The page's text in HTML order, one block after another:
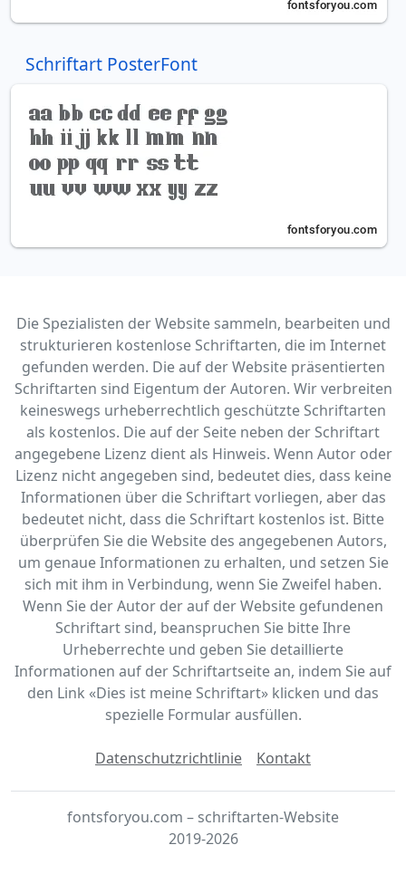
Schriftart PosterFont
Die Spezialisten der Website sammeln, bearbeiten und
strukturieren kostenlose Schriftarten, die im Internet
gefunden werden. Die auf der Website präsentierten
Schriftarten sind Eigentum der Autoren. Wir verbreiten
keineswegs urheberrechtlich geschützte Schriftarten
als kostenlos. Die auf der Seite neben der Schriftart
angegebene Lizenz dient als Hinweis. Wenn Autor oder
Lizenz nicht angegeben sind, bedeutet dies, dass keine
Informationen über die Schriftart vorliegen, aber das
bedeutet nicht, dass die Schriftart kostenlos ist. Bitte
überprüfen Sie die Website des angegebenen Autors,
um genaue Informationen zu erhalten, und setzen Sie
sich mit ihm in Verbindung, wenn Sie Zweifel haben.
Wenn Sie der Autor der auf der Website gefundenen
Schriftart sind, beanspruchen Sie bitte Ihre
Urheberrechte und geben Sie detaillierte
Informationen auf der Schriftartseite an, indem Sie auf
den Link «‎Dies ist meine Schriftart» klicken und das
spezielle Formular ausfüllen.
Datenschutzrichtlinie Kontakt
fontsforyou.com – schriftarten-Website
2019-2026